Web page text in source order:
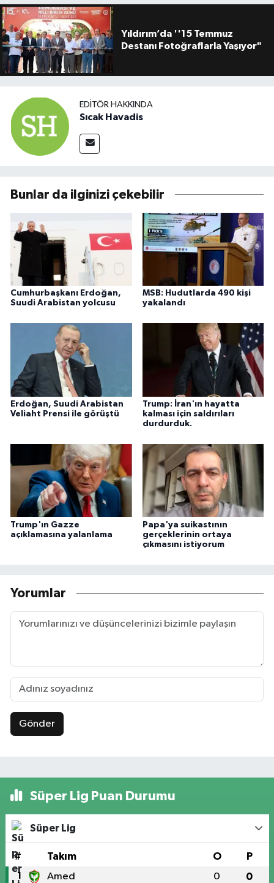
Yıldırım’da ''15 Temmuz
Destanı Fotoğraflarla Yaşıyor"
EDITÖR HAKKINDA
Sıcak Havadis
Bunlar da ilginizi çekebilir
Cumhurbaşkanı Erdoğan,
Suudi Arabistan yolcusu
MSB: Hudutlarda 490 kişi
yakalandı
Erdoğan, Suudi Arabistan
Veliaht Prensi ile görüştü
Trump: İran'ın hayatta
kalması için saldırıları
durdurduk.
Trump'ın Gazze
açıklamasına yalanlama
Papa'ya suikastının
gerçeklerinin ortaya
çıkmasını istiyorum
Yorumlar
Gönder
Süper Lig Puan Durumu
Süper Lig
# Takım O P
1 Amed 0 0